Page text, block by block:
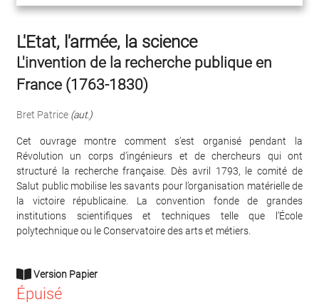
L'Etat, l'armée, la science
L'invention de la recherche publique en
France (1763-1830)
Bret Patrice (aut.)
Cet ouvrage montre comment s’est organisé pendant la
Révolution un corps d’ingénieurs et de chercheurs qui ont
structuré la recherche française. Dès avril 1793, le comité de
Salut public mobilise les savants pour l’organisation matérielle de
la victoire républicaine. La convention fonde de grandes
institutions scientifiques et techniques telle que l’École
polytechnique ou le Conservatoire des arts et métiers.
Version Papier
Épuisé